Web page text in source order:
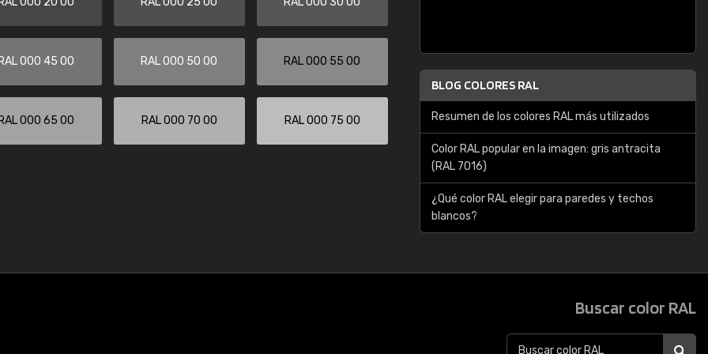
000 45 00 RAL 000 50 00 RAL 000 55 00
000 65 00 RAL 000 70 00 RAL 000 75 00
BLOG COLORES RAL
Resumen de los colores RAL más utilizados
Color RAL popular en la imagen: gris antracita
(RAL 7016)
¿Qué color RAL elegir para paredes y techos
blancos?
Buscar color RAL